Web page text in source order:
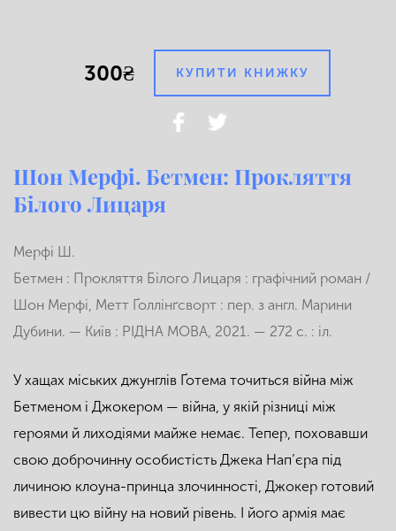
300₴ КУПИТИ КНИЖКУ
Шон Мерфі. Бетмен: Прокляття
Білого Лицаря
Мерфі Ш.
Бетмен : Прокляття Білого Лицаря : графічний роман /
Шон Мерфі, Метт Ґоллінґсворт : пер. з англ. Марини
Дубини. — Київ : РІДНА МОВА, 2021. — 272 с. : іл.
У хащах міських джунглів Ґотема точиться війна між
Бетменом і Джокером — війна, у якій різниці між
героями й лиходіями майже немає. Тепер, поховавши
свою доброчинну особистість Джека Нап’єра під
личиною клоуна-принца злочинності, Джокер готовий
вивести цю війну на новий рівень. І його армія має